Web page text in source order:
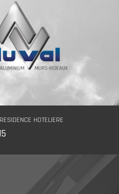
RESIDENCE HOTELIERE